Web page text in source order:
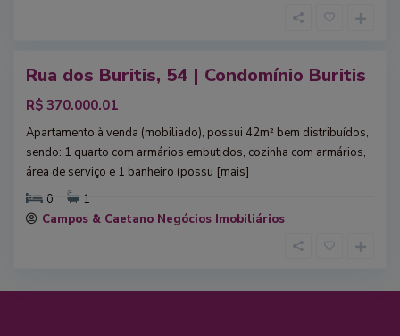
Rua dos Buritis, 54 | Condomínio Buritis
R$ 370.000.01
Apartamento à venda (mobiliado), possui 42m² bem distribuídos,
sendo: 1 quarto com armários embutidos, cozinha com armários,
área de serviço e 1 banheiro (possu [mais]
0
1
Campos & Caetano Negócios Imobiliários